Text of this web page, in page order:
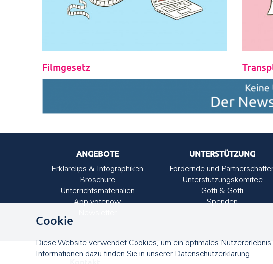
Filmgesetz
ANGEBOTE
Erklärclips & Infographiken
Broschüre
Unterrichtsmaterialien
App votenow
UNTERSTÜTZUNG
Fördernde und
Unterstützungskomitee
Gotti & Götti
Spenden
Cookie
Diese Website verwendet Cookies, um ein optimales
Informationen dazu finden Sie in unserer Datenschutzerklärung.